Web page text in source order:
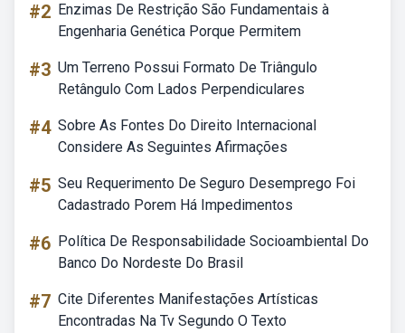
#2 Enzimas De Restrição São Fundamentais à
Engenharia Genética Porque Permitem
#3 Um Terreno Possui Formato De Triângulo
Retângulo Com Lados Perpendiculares
#4 Sobre As Fontes Do Direito Internacional
Considere As Seguintes Afirmações
#5 Seu Requerimento De Seguro Desemprego Foi
Cadastrado Porem Há Impedimentos
#6 Política De Responsabilidade Socioambiental Do
Banco Do Nordeste Do Brasil
#7 Cite Diferentes Manifestações Artísticas
Encontradas Na Tv Segundo O Texto